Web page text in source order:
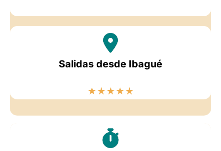
Salidas desde Ibagué
★★★★★